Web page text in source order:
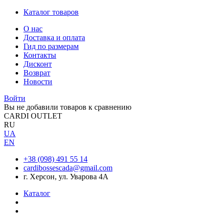
Каталог товаров
О нас
Доставка и оплата
Гид по размерам
Контакты
Дисконт
Возврат
Новости
Войти
Вы не добавили товаров к сравнению
CARDI OUTLET
RU
UA
EN
+38 (098) 491 55 14
cardibossescada@gmail.com
г. Херсон, ул. Уварова 4А
Каталог